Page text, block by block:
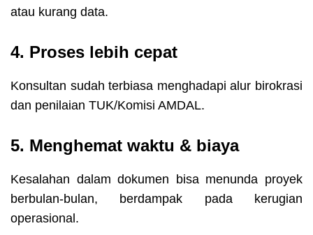
atau kurang data.
4. Proses lebih cepat
Konsultan sudah terbiasa menghadapi alur birokrasi
dan penilaian TUK/Komisi AMDAL.
5. Menghemat waktu & biaya
Kesalahan dalam dokumen bisa menunda proyek
berbulan-bulan, berdampak pada kerugian
operasional.